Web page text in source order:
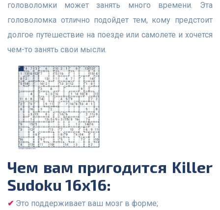
головоломки может занять много времени. Эта
головоломка отлично подойдет тем, кому предстоит
долгое путешествие на поезде или самолете и хочется
чем-то занять свои мысли.
Чем вам пригодится Killer
Sudoku 16x16:
Это поддерживает ваш мозг в форме;